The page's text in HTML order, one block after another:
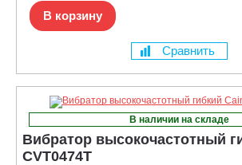
В корзину
Сравнить
В наличии на складе
Вибратор высокочастотный
CVT0474T